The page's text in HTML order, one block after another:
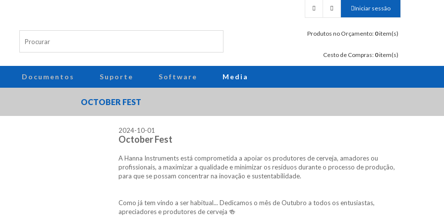
Iniciar sessão
Produtos no Orçamento: 0item(s)
Cesto de Compras: 0item(s)
Documentos Suporte Software Media
OCTOBER FEST
2024-10-01
October Fest
A Hanna Instruments está comprometida a apoiar os produtores de cerveja, amadores ou
profissionais, a maximizar a qualidade e minimizar os resíduos durante o processo de produção,
para que se possam concentrar na inovação e sustentabilidade.
Como já tem vindo a ser habitual... Dedicamos o mês de Outubro a todos os entusiastas,
apreciadores e produtores de cerveja 🍻